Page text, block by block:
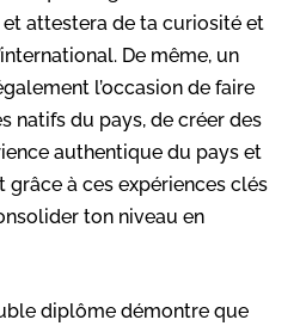
attestera de ta curiosité et
De même, un
l’occasion de faire
natifs du pays, de créer des
authentique du pays et
grâce à ces expériences clés
ton niveau en
diplôme démontre que